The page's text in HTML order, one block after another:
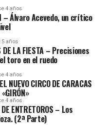
4 años
– ​Álvaro Acevedo, un crítico
5 años
DE LA FIESTA – Precisiones
toro en el ruedo
4 años
CIRCO DE CARACAS
4 años
DE ENTRETOROS – Los
(2ª Parte)